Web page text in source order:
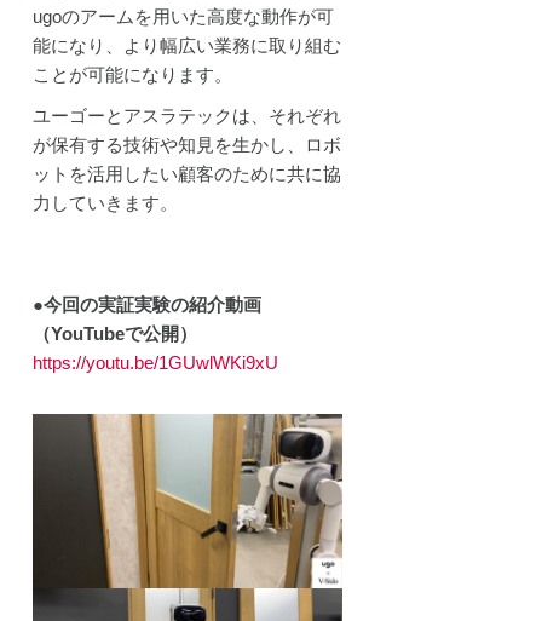
ugoのアームを用いた高度な動作が可
能になり、より幅広い業務に取り組む
ことが可能になります。
ユーゴーとアスラテックは、それぞれ
が保有する技術や知見を生かし、ロボ
ットを活用したい顧客のために共に協
力していきます。
●今回の実証実験の紹介動画
（YouTubeで公開）
https://youtu.be/1GUwlWKi9xU